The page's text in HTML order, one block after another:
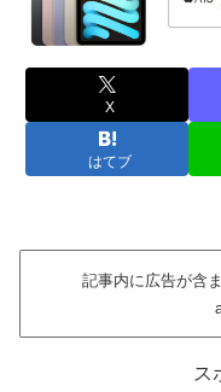
X
はてブ
記事内に広告が含
ス